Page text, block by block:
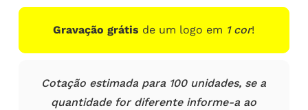
Gravação grátis de um logo em 1 cor!
Cotação estimada para 100 unidades, se a
quantidade for diferente informe-a ao